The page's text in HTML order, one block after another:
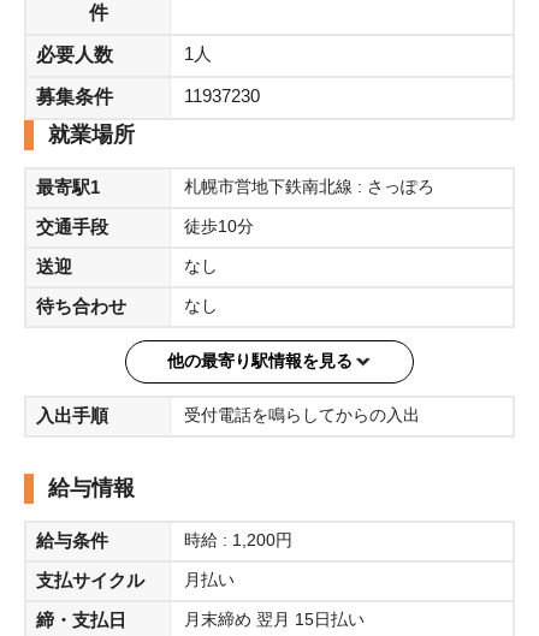
件
必要人数 1人
募集条件 11937230
就業場所
最寄駅1 札幌市営地下鉄南北線 : さっぽろ
交通手段 徒歩10分
送迎 なし
待ち合わせ なし
他の最寄り駅情報を見る
入出手順 受付電話を鳴らしてからの入出
給与情報
給与条件 時給 : 1,200円
支払サイクル 月払い
締・支払日 月末締め 翌月 15日払い